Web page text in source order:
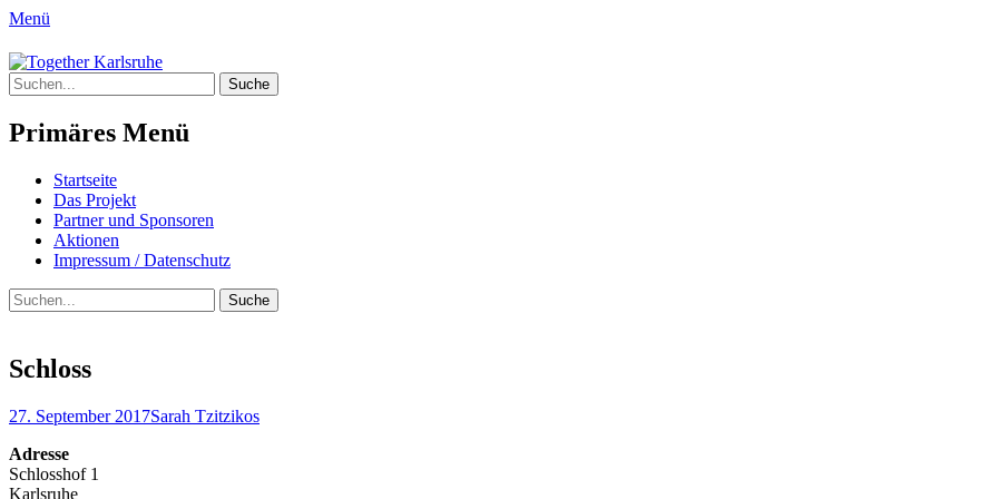
Menü
Together Karlsruhe
Integration von jungen Menschen mit Fluchterfahrung und Migrationshintergrund
Suche
nach:
Primäres Menü
Springe
zum
Inhalt
Startseite
Das Projekt
Partner und Sponsoren
Aktionen
Impressum / Datenschutz
Suchen
Suche
nach:
Schloss
Posted
27. September 2017Author
Sarah Tzitzikos
Adresse
Schlosshof 1
Karlsruhe